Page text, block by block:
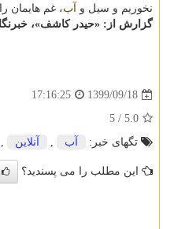
نخوریم و سیل و آب، غم هایمان
گزارش از: «حیدر کاشف»،
1399/09/18
17:16:25
5.0
/ 5
تگهای خبر:
آب , آنلاین ,
این مطلب را می پسندید؟